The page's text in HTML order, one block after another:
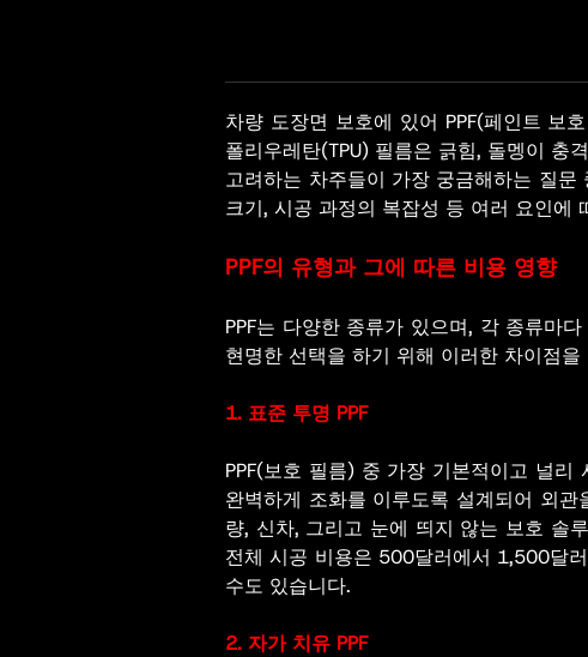
차량 도장면 보호에 있어 PPF(페인트 보
폴리우레탄(TPU) 필름은 긁힘, 돌멩이 충
고려하는 차주들이 가장 궁금해하는 질
크기, 시공 과정의 복잡성 등 여러 요인에
PPF의 유형과 그에 따른 비용 영향
PPF는 다양한 종류가 있으며, 각 종류마
현명한 선택을 하기 위해 이러한 차이점
1. 표준 투명 PPF
PPF(보호 필름) 중 가장 기본적이고 널
완벽하게 조화를 이루도록 설계되어 외
량, 신차, 그리고 눈에 띄지 않는 보호 솔
전체 시공 비용은 500달러에서 1,500달
수도 있습니다.
2. 자가 치유 PPF